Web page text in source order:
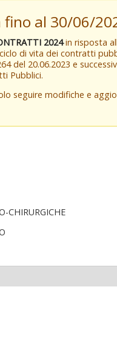
al 30/06/
2024in risposta
di vita dei contratti
del 20.06.2023 e
Pubblici.
seguire modifiche e
CHIRURGICHE